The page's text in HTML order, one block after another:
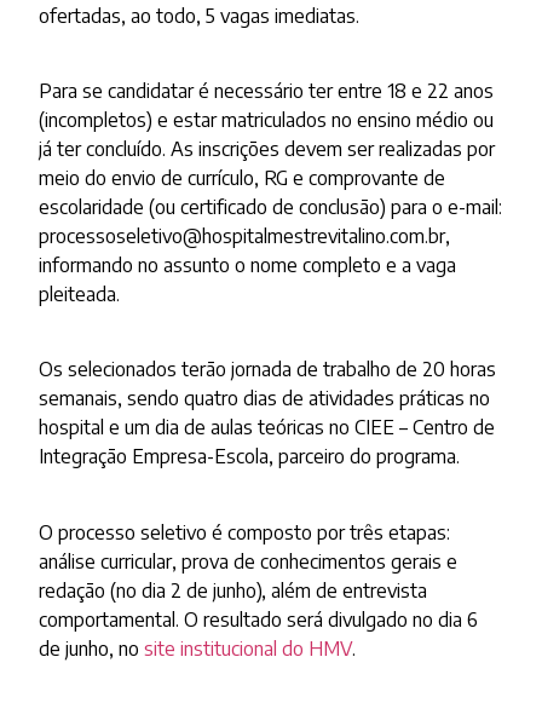
ofertadas, ao todo, 5 vagas imediatas.
Para se candidatar é necessário ter entre 18 e 22 anos
(incompletos) e estar matriculados no ensino médio ou
já ter concluído. As inscrições devem ser realizadas por
meio do envio de currículo, RG e comprovante de
escolaridade (ou certificado de conclusão) para o e-mail:
processoseletivo@hospitalmestrevitalino.com.br,
informando no assunto o nome completo e a vaga
pleiteada.
Os selecionados terão jornada de trabalho de 20 horas
semanais, sendo quatro dias de atividades práticas no
hospital e um dia de aulas teóricas no CIEE – Centro de
Integração Empresa-Escola, parceiro do programa.
O processo seletivo é composto por três etapas:
análise curricular, prova de conhecimentos gerais e
redação (no dia 2 de junho), além de entrevista
comportamental. O resultado será divulgado no dia 6
de junho, no site institucional do HMV.